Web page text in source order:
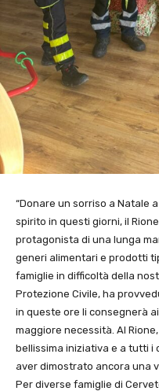
“Donare un sorriso a Natale
spirito in questi giorni, il
protagonista di una lunga
generi alimentari e prodotti
famiglie in difficoltà della
Protezione Civile, ha
in queste ore li consegnerà
maggiore necessità. Al
bellissima iniziativa e a tutti i
aver dimostrato ancora una
Per diverse famiglie di